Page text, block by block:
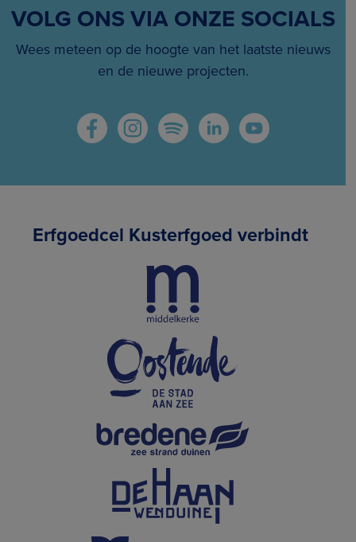
VOLG ONS VIA ONZE SOCIALS
Wees meteen op de hoogte van het laatste nieuws
en de nieuwe projecten.
Erfgoedcel Kusterfgoed verbindt